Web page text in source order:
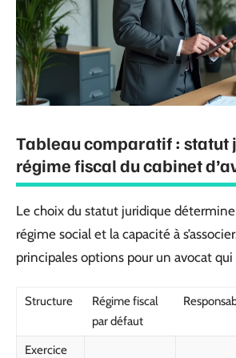
Tableau comparatif : statut
régime fiscal du cabinet
Le choix du statut juridique
régime social et la capacité à
principales options pour un avocat qui
Structure
Régime fiscal
par défaut
Exercice